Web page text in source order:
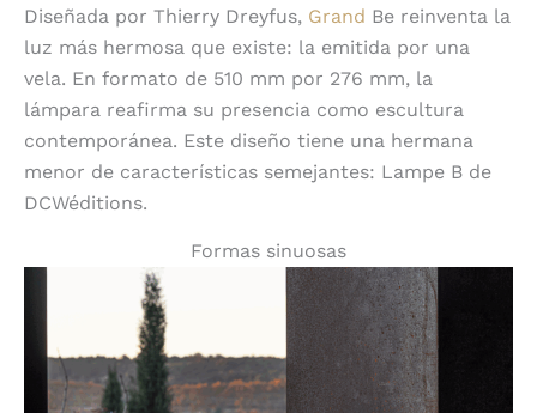
Diseñada por Thierry Dreyfus, Grand Be reinventa la
luz más hermosa que existe: la emitida por una
vela. En formato de 510 mm por 276 mm, la
lámpara reafirma su presencia como escultura
contemporánea. Este diseño tiene una hermana
menor de características semejantes: Lampe B de
DCWéditions.
Formas sinuosas